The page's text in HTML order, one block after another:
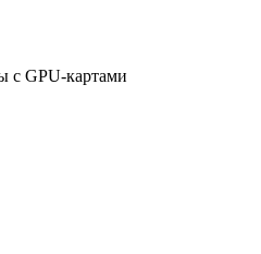
с GPU-картами